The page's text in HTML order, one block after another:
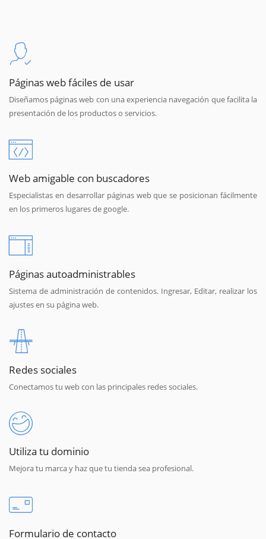
Páginas web fáciles de usar
Diseñamos páginas web con una experiencia navegación que facilita la
presentación de los productos o servicios.
Web amigable con buscadores
Especialistas en desarrollar páginas web que se posicionan fácilmente
en los primeros lugares de google.
Páginas autoadministrables
Sistema de administración de contenidos. Ingresar, Editar, realizar los
ajustes en su página web.
Redes sociales
Conectamos tu web con las principales redes sociales.
Utiliza tu dominio
Mejora tu marca y haz que tu tienda sea profesional.
Formulario de contacto